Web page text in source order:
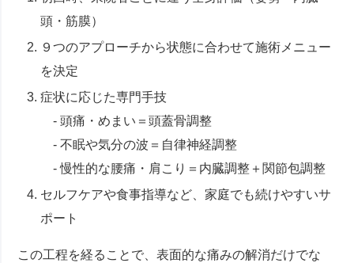
頭・筋膜）
９つのアプローチから状態に合わせて施術メニュー
を決定
症状に応じた専門手技
- 頭痛・めまい＝頭蓋骨調整
- 不眠や気分の波＝自律神経調整
- 慢性的な腰痛・肩こり＝内臓調整＋関節包調整
セルフケアや食事指導など、家庭でも続けやすいサ
ポート
この工程を経ることで、表面的な痛みの解消だけでな